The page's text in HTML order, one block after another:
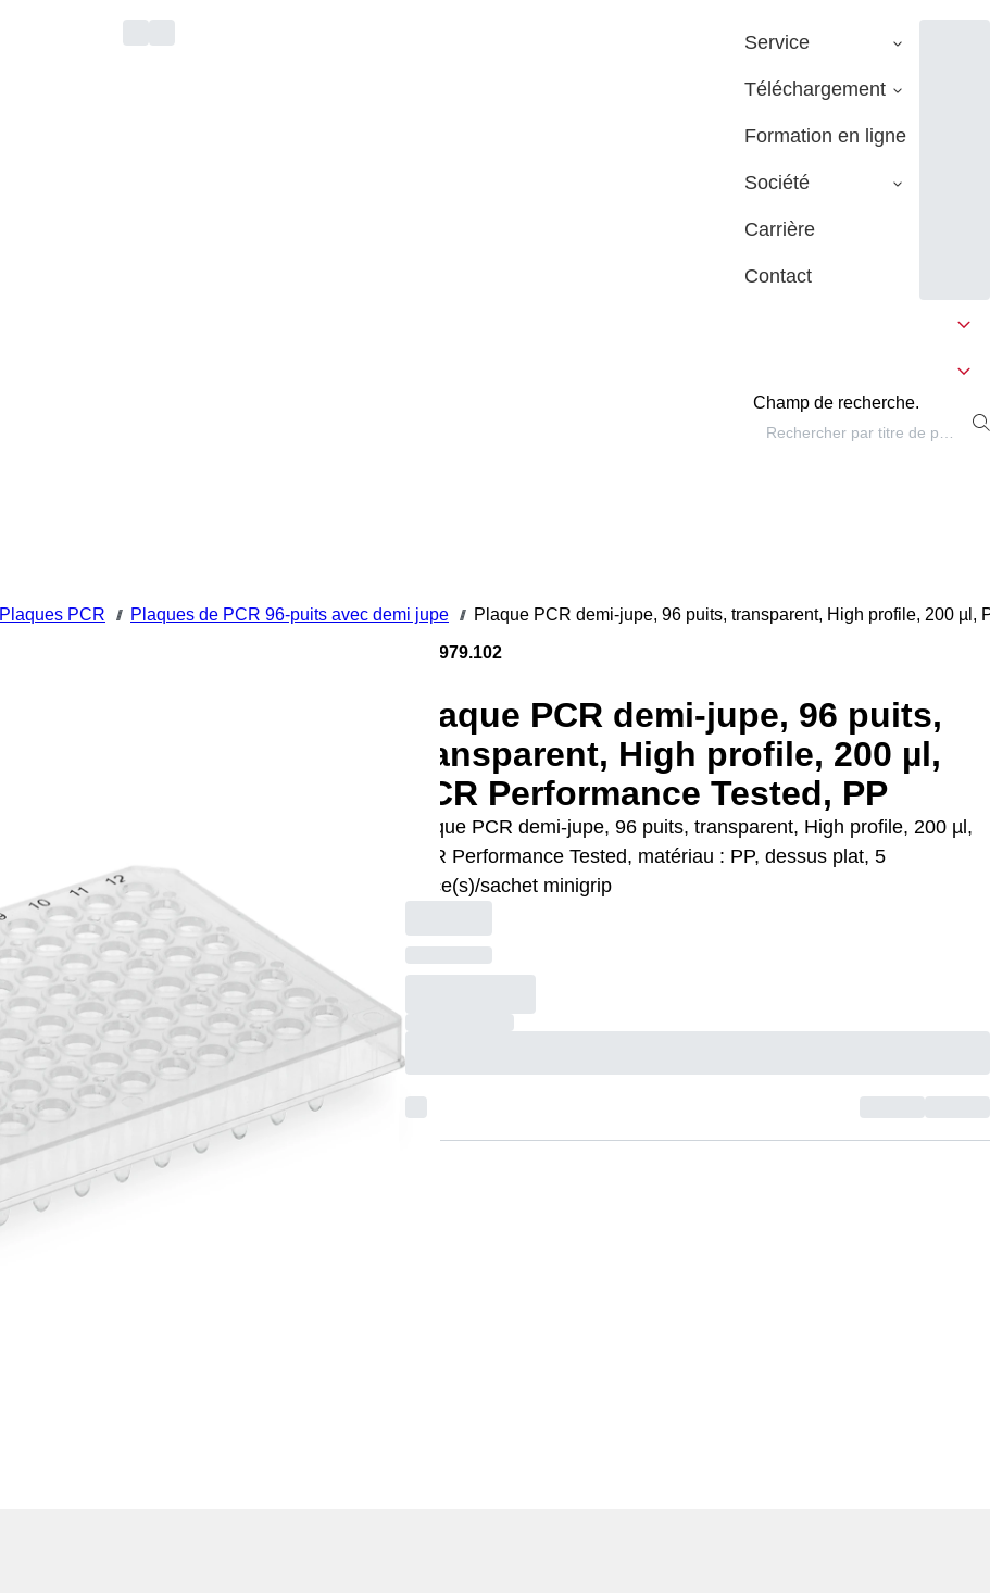
Service
Téléchargement
Formation en ligne
Société
Carrière
Contact
Champ de recherche.
Plaques PCR /// Plaques de PCR 96-puits avec demi jupe /// Plaque PCR demi-jupe, 96 puits, transparent, High profile, 200 µl,
72.1979.102
Plaque PCR demi-jupe, 96 puits,
transparent, High profile, 200 µl,
PCR Performance Tested, PP
Plaque PCR demi-jupe, 96 puits, transparent, High profile, 200 µl,
PCR Performance Tested, matériau : PP, dessus plat, 5
pièce(s)/sachet minigrip